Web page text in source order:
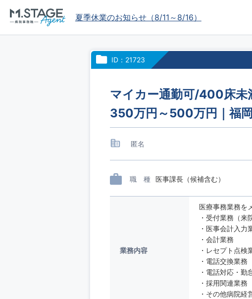
夏季休業のお知らせ（8/11～8/16）
ID：21723
マイカー通勤可/400床未
350万円～500万円｜福
匿名
職 種 医事課長（候補含む）
業務内容
医療事務業務を
・受付業務（来
・医事会計入力
・会計業務
・レセプト点検
・電話交換業務
・電話対応・勤
・採用関連業務
・その他病院